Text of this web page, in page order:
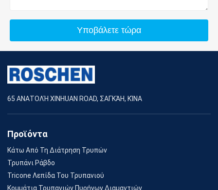
Υποβάλετε τώρα
65 ΑΝΑΤΟΛΉ XINHUAN ROAD, ΣΑΓΚΆΗ, ΚΊΝΑ
Προϊόντα
Κάτω Από Τη Διάτρηση Τρυπών
Τρυπάνι Ράβδο
Tricone Λεπίδα Του Τρυπανιού
Κομμάτια Τρυπανιών Πυρήνων Διαμαντιών